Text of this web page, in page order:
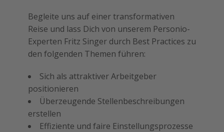
Begleite uns auf einer transformativen
Reise und lass Dich von unserem Personio-
Experten Fritz Singer durch Best Practices zu
den folgenden Themen führen:
Sich als attraktiver Arbeitgeber
positionieren
Überzeugende Stellenbeschreibungen
erstellen
Effiziente und faire Einstellungsprozesse